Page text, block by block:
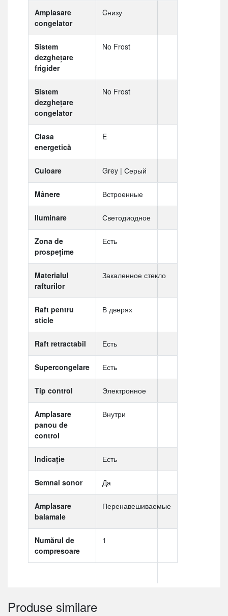
Amplasare
congelator
Cнизу
Sistem
dezghețare
frigider
No Frost
Sistem
dezghețare
congelator
No Frost
Clasa
energetică
E
Culoare Grey | Серый
Mânere Встроенные
Iluminare Светодиодное
Zona de
prospețime
Есть
Materialul
rafturilor
Закаленное стекло
Raft pentru
sticle
В дверях
Raft retractabil Есть
Supercongelare Есть
Tip control Электронное
Amplasare
panou de
control
Внутри
Indicaţie Есть
Semnal sonor Да
Amplasare
balamale
Перенавешиваемые
Numărul de
compresoare
1
Produse similare